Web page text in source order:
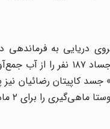
کوسه‌ها، اجساد
جسد کاپیتان رضائیان
را برای ۲ ماه ممنوع اعلام کرد.